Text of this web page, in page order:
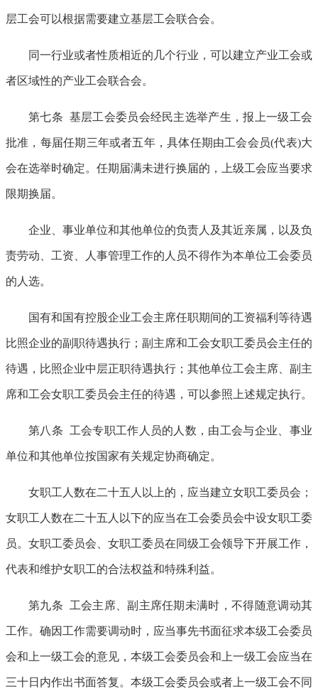
层工会可以根据需要建立基层工会联合会。
同一行业或者性质相近的几个行业，可以建立产业工会或
者区域性的产业工会联合会。
第七条 基层工会委员会经民主选举产生，报上一级工会
批准，每届任期三年或者五年，具体任期由工会会员(代表)大
会在选举时确定。任期届满未进行换届的，上级工会应当要求
限期换届。
企业、事业单位和其他单位的负责人及其近亲属，以及负
责劳动、工资、人事管理工作的人员不得作为本单位工会委员
的人选。
国有和国有控股企业工会主席任职期间的工资福利等待遇
比照企业的副职待遇执行；副主席和工会女职工委员会主任的
待遇，比照企业中层正职待遇执行；其他单位工会主席、副主
席和工会女职工委员会主任的待遇，可以参照上述规定执行。
第八条 工会专职工作人员的人数，由工会与企业、事业
单位和其他单位按国家有关规定协商确定。
女职工人数在二十五人以上的，应当建立女职工委员会；
女职工人数在二十五人以下的应当在工会委员会中设女职工委
员。女职工委员会、女职工委员在同级工会领导下开展工作，
代表和维护女职工的合法权益和特殊利益。
第九条 工会主席、副主席任期未满时，不得随意调动其
工作。确因工作需要调动时，应当事先书面征求本级工会委员
会和上一级工会的意见，本级工会委员会和上一级工会应当在
三十日内作出书面答复。本级工会委员会或者上一级工会不同